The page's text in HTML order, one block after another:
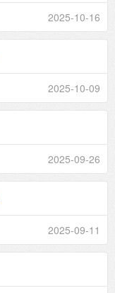
2025-10-16
2025-10-09
2025-09-26
2025-09-11